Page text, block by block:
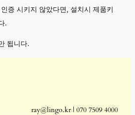
증 시키지 않았다면, 설치시 제품키
.
됩니다.
ray@lingo.kr | 070 7509 4000